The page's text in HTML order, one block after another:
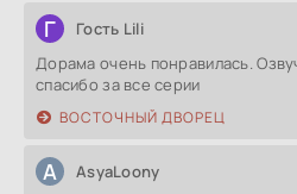
Г Гость Lili
Дорама очень понравилась.
спасибо за все серии
ВОСТОЧНЫЙ ДВОРЕЦ
A AsyaLoony